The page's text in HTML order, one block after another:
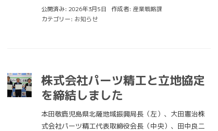
公開済み: 2026年3月5日 作成者: 産業戦略課
カテゴリー: お知らせ
株式会社パーツ精工と立地協定
を締結しました
本田敬鹿児島県北薩地域振興局長（左）、大田憲治株
式会社パーツ精工代表取締役会長（中央）、田中良二